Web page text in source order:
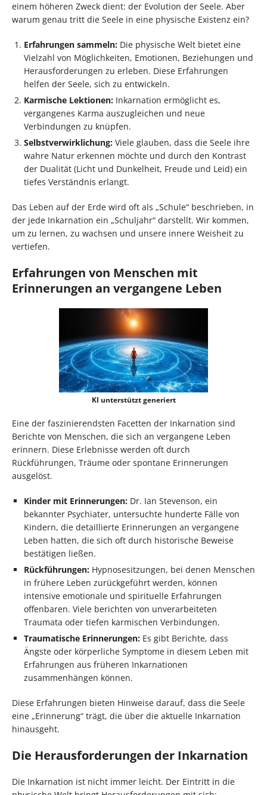
einem höheren Zweck dient: der Evolution der Seele. Aber
warum genau tritt die Seele in eine physische Existenz ein?
Erfahrungen sammeln: Die physische Welt bietet eine
Vielzahl von Möglichkeiten, Emotionen, Beziehungen und
Herausforderungen zu erleben. Diese Erfahrungen
helfen der Seele, sich zu entwickeln.
Karmische Lektionen: Inkarnation ermöglicht es,
vergangenes Karma auszugleichen und neue
Verbindungen zu knüpfen.
Selbstverwirklichung: Viele glauben, dass die Seele ihre
wahre Natur erkennen möchte und durch den Kontrast
der Dualität (Licht und Dunkelheit, Freude und Leid) ein
tiefes Verständnis erlangt.
Das Leben auf der Erde wird oft als „Schule“ beschrieben, in
der jede Inkarnation ein „Schuljahr“ darstellt. Wir kommen,
um zu lernen, zu wachsen und unsere innere Weisheit zu
vertiefen.
Erfahrungen von Menschen mit
Erinnerungen an vergangene Leben
KI unterstützt generiert
Eine der faszinierendsten Facetten der Inkarnation sind
Berichte von Menschen, die sich an vergangene Leben
erinnern. Diese Erlebnisse werden oft durch
Rückführungen, Träume oder spontane Erinnerungen
ausgelöst.
Kinder mit Erinnerungen: Dr. Ian Stevenson, ein
bekannter Psychiater, untersuchte hunderte Fälle von
Kindern, die detaillierte Erinnerungen an vergangene
Leben hatten, die sich oft durch historische Beweise
bestätigen ließen.
Rückführungen: Hypnosesitzungen, bei denen Menschen
in frühere Leben zurückgeführt werden, können
intensive emotionale und spirituelle Erfahrungen
offenbaren. Viele berichten von unverarbeiteten
Traumata oder tiefen karmischen Verbindungen.
Traumatische Erinnerungen: Es gibt Berichte, dass
Ängste oder körperliche Symptome in diesem Leben mit
Erfahrungen aus früheren Inkarnationen
zusammenhängen können.
Diese Erfahrungen bieten Hinweise darauf, dass die Seele
eine „Erinnerung“ trägt, die über die aktuelle Inkarnation
hinausgeht.
Die Herausforderungen der Inkarnation
Die Inkarnation ist nicht immer leicht. Der Eintritt in die